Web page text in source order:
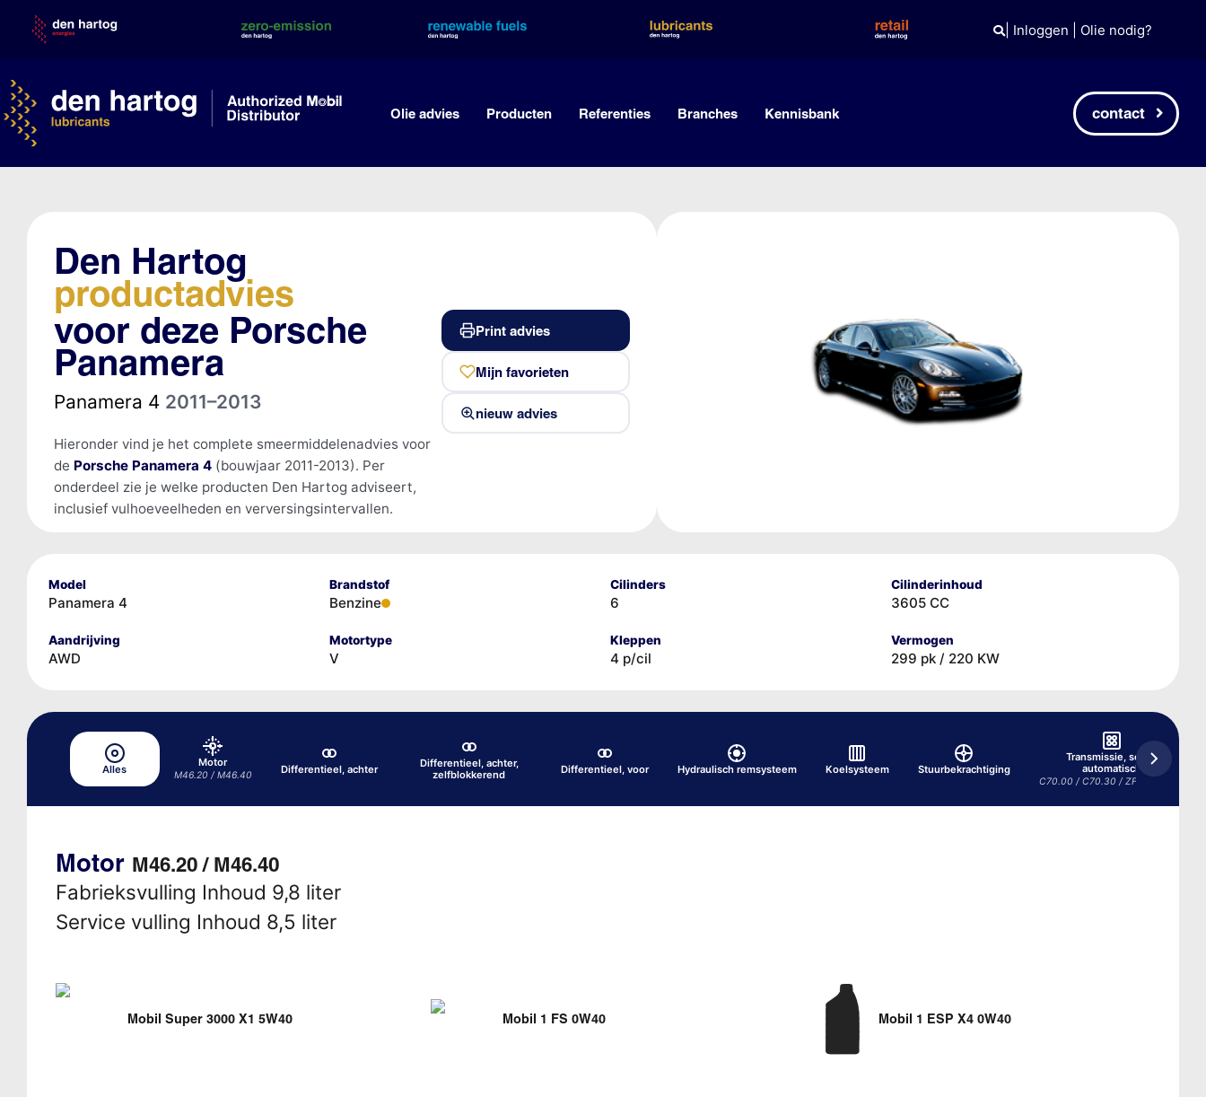
content
| Inloggen Olie nodig?
Olie advies Producten Referenties Branches Kennisbank contact
Den Hartog
productadvies
voor deze Porsche
Panamera
Panamera 4 2011–2013
Hieronder vind je het complete smeermiddelenadvies voor
de Porsche Panamera 4(bouwjaar 2011-2013). Per
onderdeel zie je welke producten Den Hartog adviseert,
inclusief vulhoeveelheden en verversingsintervallen.
Print advies
Mijn favorieten
nieuw advies
Model
Panamera 4
Brandstof
Benzine
Cilinders
6
Cilinderinhoud
3605 CC
Aandrijving
AWD
Motortype
V
Kleppen
4 p/cil
Vermogen
299 pk / 220 KW
Alles
Motor
M46.20 / M46.40 Differentieel, achter
Differentieel, achter,
zelfblokkerend
Differentieel, voor Hydraulisch remsysteem Koelsysteem Stuurbekrachtiging
Transmissie, semi-
automatisch
C70.00 / C70.30 / ZF 7DT75 7/1
Motor M46.20 / M46.40
Fabrieksvulling Inhoud 9,8 liter
Service vulling Inhoud 8,5 liter
Mobil Super 3000 X1 5W40 Mobil 1 FS 0W40 Mobil 1 ESP X4 0W40